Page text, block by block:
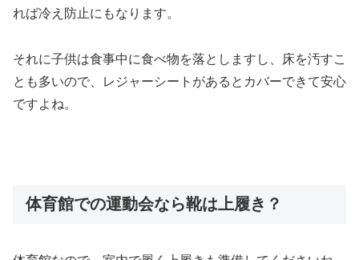
れば冷え防止にもなります。
それに子供は食事中に食べ物を落としますし、床を汚すこ
とも多いので、レジャーシートがあるとカバーできて安心
ですよね。
体育館での運動会なら靴は上履き？